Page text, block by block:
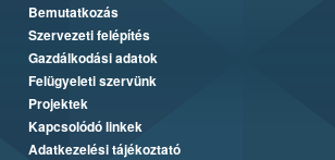
Bemutatkozás
Szervezeti felépítés
Gazdálkodási adatok
Felügyeleti szervünk
Projektek
Kapcsolódó linkek
Adatkezelési tájékoztató